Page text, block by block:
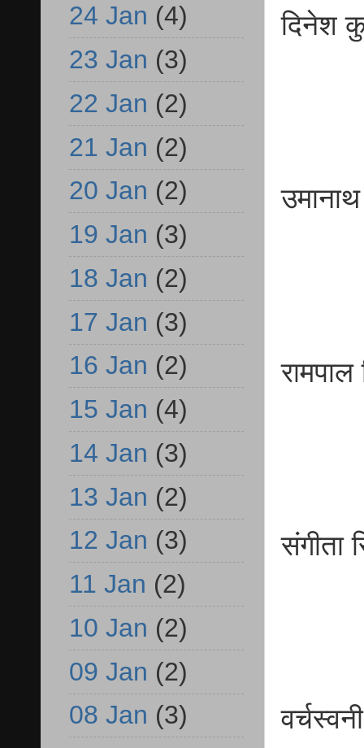
24 Jan (4)
23 Jan (3)
22 Jan (2)
21 Jan (2)
20 Jan (2)
19 Jan (3)
18 Jan (2)
17 Jan (3)
16 Jan (2)
15 Jan (4)
14 Jan (3)
13 Jan (2)
12 Jan (3)
11 Jan (2)
10 Jan (2)
09 Jan (2)
08 Jan (3)